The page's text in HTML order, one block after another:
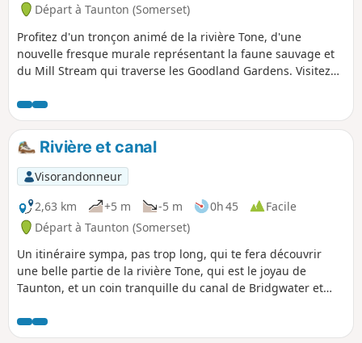
Départ à Taunton (Somerset)
Profitez d'un tronçon animé de la rivière Tone, d'une
nouvelle fresque murale représentant la faune sauvage et
du Mill Stream qui traverse les Goodland Gardens. Visitez
chasser le poisson et, au crépuscule, vous serez peut-être
rejoint par des chauves-souris à la recherche de leur dîner.
Rivière et canal
Visorandonneur
2,63 km
+5 m -5 m 0h 45
Facile
Départ à Taunton (Somerset)
Un itinéraire sympa, pas trop long, qui te fera découvrir
une belle partie de la rivière Tone, qui est le joyau de
Taunton, et un coin tranquille du canal de Bridgwater et